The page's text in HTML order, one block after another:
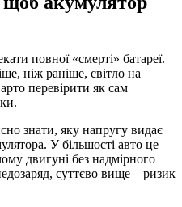
повної «смерті» батареї.
ніж раніше, світло на
перевірити як сам
знати, яку напругу видає
У більшості авто це
двигуні без надмірного
суттєво вище – ризик